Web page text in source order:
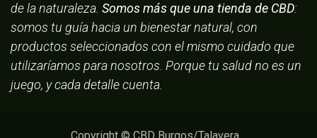
de la naturaleza. Somos más que una tienda de CBD:
somos tu guía hacia un bienestar natural, con
productos seleccionados con el mismo cuidado que
utilizaríamos para nosotros. Porque tu salud no es un
juego, y cada detalle cuenta.